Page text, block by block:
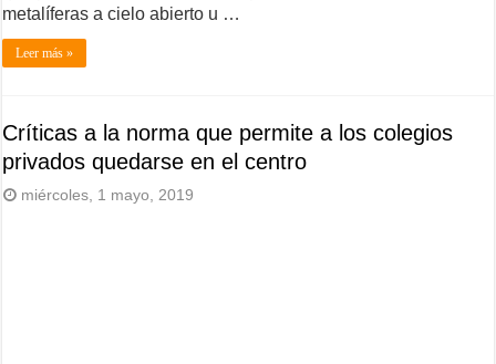
metalíferas a cielo abierto u …
Leer más »
Críticas a la norma que permite a los colegios
privados quedarse en el centro
miércoles, 1 mayo, 2019